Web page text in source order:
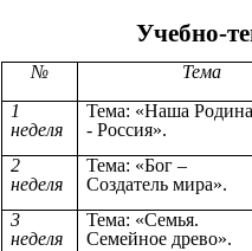
Учебно-
№ Тема
1
неделя
Тема: «Наша Родина
- Россия».
2
неделя
Тема: «Бог –
Создатель мира».
3
неделя
Тема: «Семья.
Семейное древо».